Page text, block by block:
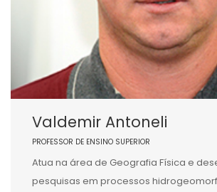
Valdemir Antoneli
PROFESSOR DE ENSINO SUPERIOR
Atua na área de Geografia Física e
pesquisas em processos